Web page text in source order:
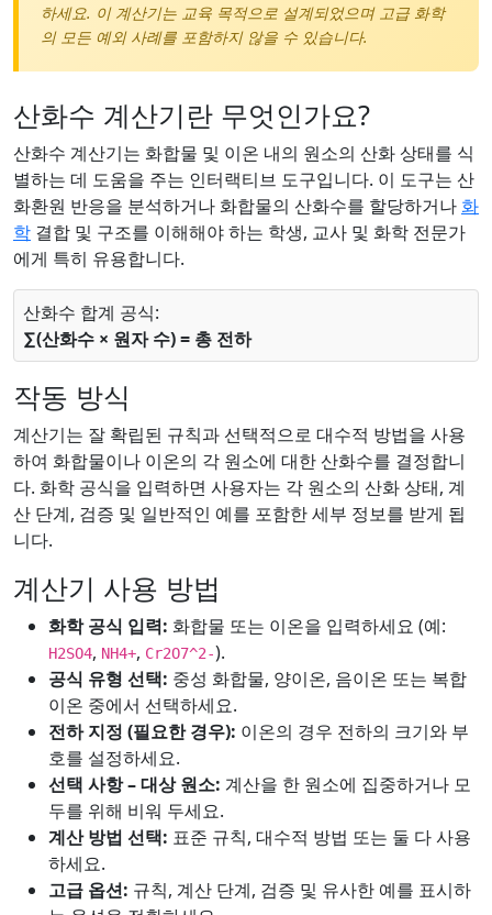
하세요. 이 계산기는 교육 목적으로 설계되었으며 고급 화학
의 모든 예외 사례를 포함하지 않을 수 있습니다.
산화수 계산기란 무엇인가요?
산화수 계산기는 화합물 및 이온 내의 원소의 산화 상태를 식
별하는 데 도움을 주는 인터랙티브 도구입니다. 이 도구는 산
화환원 반응을 분석하거나 화합물의 산화수를 할당하거나 화
학 결합 및 구조를 이해해야 하는 학생, 교사 및 화학 전문가
에게 특히 유용합니다.
산화수 합계 공식:
∑(산화수 × 원자 수) = 총 전하
작동 방식
계산기는 잘 확립된 규칙과 선택적으로 대수적 방법을 사용
하여 화합물이나 이온의 각 원소에 대한 산화수를 결정합니
다. 화학 공식을 입력하면 사용자는 각 원소의 산화 상태, 계
산 단계, 검증 및 일반적인 예를 포함한 세부 정보를 받게 됩
니다.
계산기 사용 방법
화학 공식 입력: 화합물 또는 이온을 입력하세요 (예:
H2SO4, NH4+, Cr2O7^2-).
공식 유형 선택: 중성 화합물, 양이온, 음이온 또는 복합
이온 중에서 선택하세요.
전하 지정 (필요한 경우): 이온의 경우 전하의 크기와 부
호를 설정하세요.
선택 사항 – 대상 원소: 계산을 한 원소에 집중하거나 모
두를 위해 비워 두세요.
계산 방법 선택: 표준 규칙, 대수적 방법 또는 둘 다 사용
하세요.
고급 옵션: 규칙, 계산 단계, 검증 및 유사한 예를 표시하